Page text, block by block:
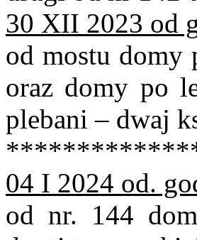
30 XII 2023 od
od mostu domy
oraz domy po
plebani – dwaj
04 I 2024 od.
od nr. 144